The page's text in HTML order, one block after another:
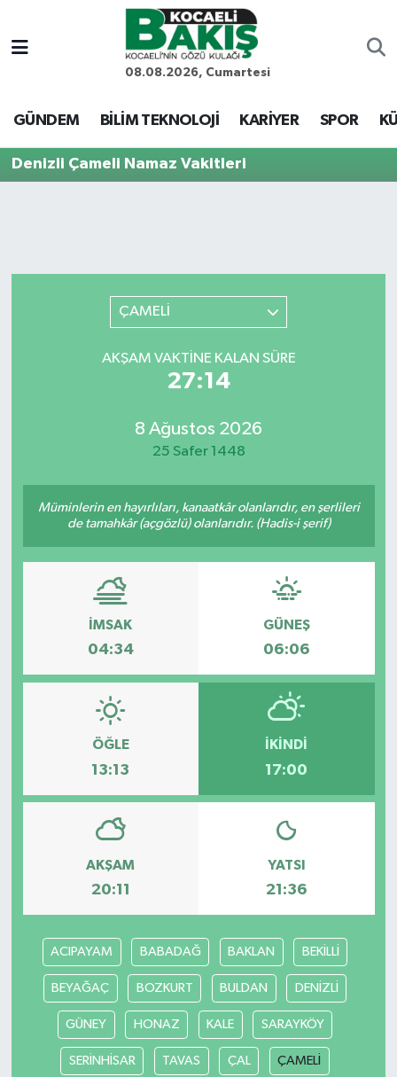
08.08.2026, Cumartesi
GÜNDEM BİLİM TEKNOLOJİ KARİYER SPOR
Denizli Çameli Namaz Vakitleri
ÇAMELİ
AKŞAM VAKTINE KALAN SÜRE
27:14
8 Ağustos 2026
25 Safer 1448
Müminlerin en hayırlıları, kanaatkâr olanlarıdır, en şerlileri
de tamahkâr (açgözlü) olanlarıdır. (Hadis-i şerif)
İMSAK
04:34
GÜNEŞ
06:06
ÖĞLE
13:13
İKINDI
17:00
AKŞAM
20:11
YATSI
21:36
ACIPAYAM BABADAĞ BAKLAN BEKİLLİ
BEYAĞAÇ BOZKURT BULDAN DENİZLİ
GÜNEY HONAZ KALE SARAYKÖY
SERİNHİSAR TAVAS ÇAL ÇAMELİ
Kocaeli Nöbetçi Eczaneler
Kocaeli Hava Durumu
Kocaeli Trafik Yoğunluk Haritası
Son Dakika Haberleri